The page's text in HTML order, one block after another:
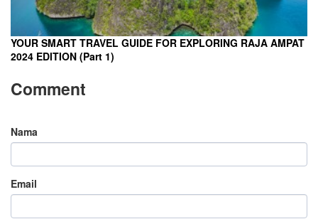
YOUR SMART TRAVEL GUIDE FOR EXPLORING RAJA AMPAT
2024 EDITION (Part 1)
Comment
Nama
Email